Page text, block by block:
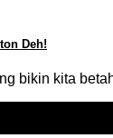
Deh!
bikin kita